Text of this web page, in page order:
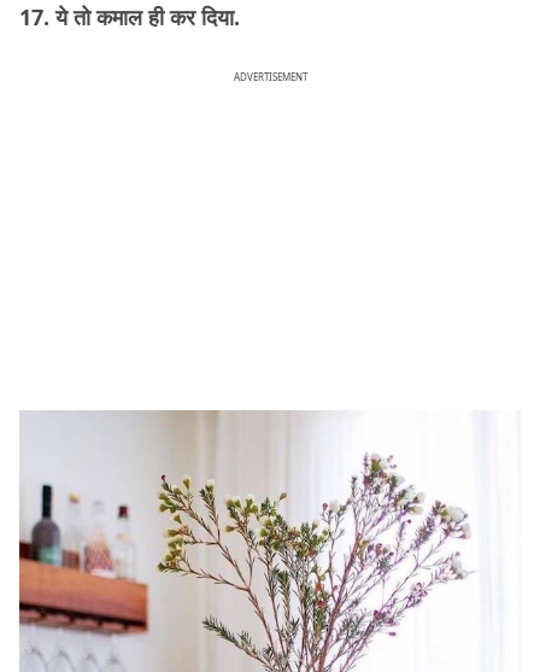
17. ये तो कमाल ही कर दिया.
ADVERTISEMENT